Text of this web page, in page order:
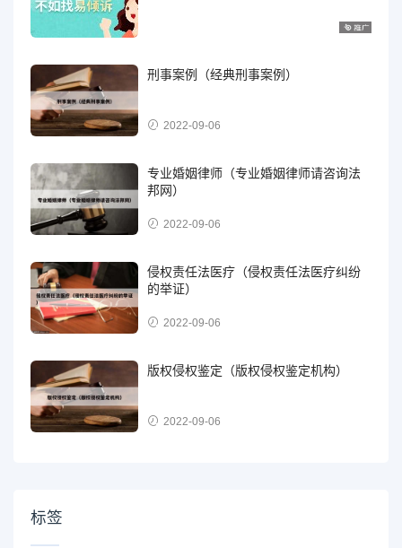
刑事案例（经典刑事案例）
2022-09-06
专业婚姻律师（专业婚姻律师请咨询法
邦网）
2022-09-06
侵权责任法医疗（侵权责任法医疗纠纷
的举证）
2022-09-06
版权侵权鉴定（版权侵权鉴定机构）
2022-09-06
标签